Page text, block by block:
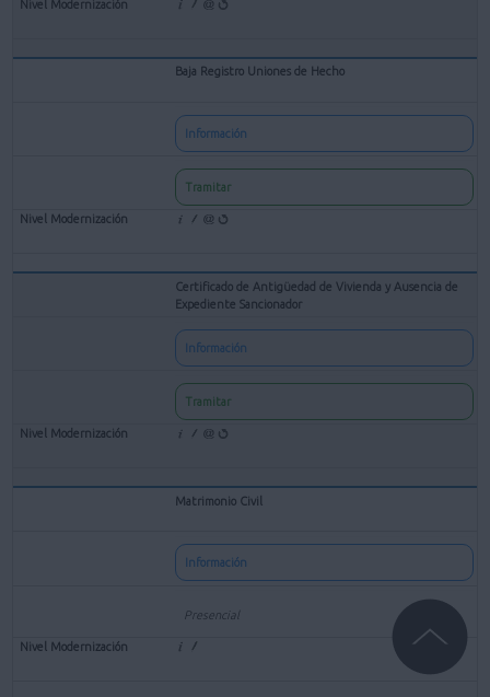
Baja Registro Uniones de Hecho
Información
Tramitar
Certificado de Antigüedad de Vivienda y Ausencia de
Expediente Sancionador
Información
Tramitar
Matrimonio Civil
Información
Presencial